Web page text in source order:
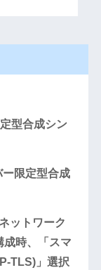
型合成シン
限定型合成
ットワーク
成時、「スマ
TLS)」選択